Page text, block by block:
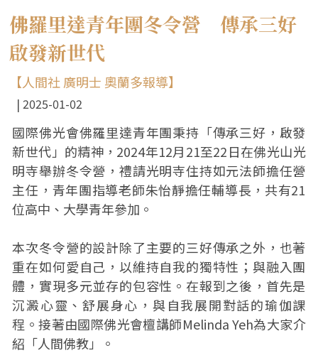
佛羅里達青年團冬令營 傳承三好
啟發新世代
【人間社 廣明士 奧蘭多報導】
2025-01-02
國際佛光會佛羅里達青年團秉持「傳承三好，啟發
新世代」的精神，2024年12月21至22日在佛光山光
明寺舉辦冬令營，禮請光明寺住持如元法師擔任營
主任，青年團指導老師朱怡靜擔任輔導長，共有21
位高中、大學青年參加。
本次冬令營的設計除了主要的三好傳承之外，也著
重在如何愛自己，以維持自我的獨特性；與融入團
體，實現多元並存的包容性。在報到之後，首先是
沉澱心靈、舒展身心，與自我展開對話的瑜伽課
程。接著由國際佛光會檀講師Melinda Yeh為大家介
紹「人間佛教」。